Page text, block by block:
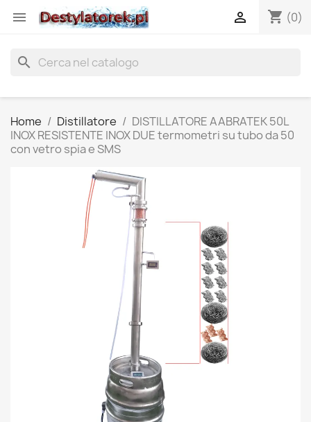
 shopping_cart (0)

search
Home Distillatore
DISTILLATORE AABRATEK 50L
INOX RESISTENTE INOX DUE termometri su tubo da 50
con vetro spia e SMS